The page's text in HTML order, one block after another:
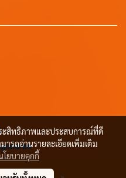
ราคาถูก Wongtools
ะสิทธิภาพและประสบการณ์ที่ดี
ารถอ่านรายละเอียดเพิ่มเติม
โยบายคุกกี้